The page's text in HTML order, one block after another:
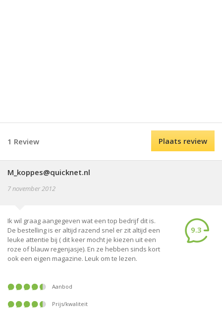
1 Review Plaats review
M_koppes@quicknet.nl
7 november 2012
Ik wil graag aangegeven wat een top bedrijf dit is.
De bestelling is er altijd razend snel er zit altijd een
leuke attentie bij ( dit keer mocht je kiezen uit een
roze of blauw regenjasje). En ze hebben sinds kort
ook een eigen magazine. Leuk om te lezen.
9.3
Aanbod
Prijs/kwaliteit